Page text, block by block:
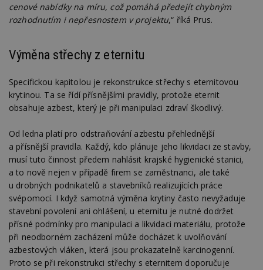
cenové nabídky na míru, což pomáhá předejít chybným
rozhodnutím i nepřesnostem v projektu,“ říká Prus.
Výměna střechy z eternitu
Specifickou kapitolou je rekonstrukce střechy s eternitovou
krytinou. Ta se řídí přísnějšími pravidly, protože eternit
obsahuje azbest, který je při manipulaci zdraví škodlivý.
Od ledna platí pro odstraňování azbestu přehlednější
a přísnější pravidla. Každý, kdo plánuje jeho likvidaci ze stavby,
musí tuto činnost předem nahlásit krajské hygienické stanici,
a to nově nejen v případě firem se zaměstnanci, ale také
u drobných podnikatelů a stavebníků realizujících práce
svépomocí. I když samotná výměna krytiny často nevyžaduje
stavební povolení ani ohlášení, u eternitu je nutné dodržet
přísné podmínky pro manipulaci a likvidaci materiálu, protože
při neodborném zacházení může docházet k uvolňování
azbestových vláken, která jsou prokazatelně karcinogenní.
Proto se při rekonstrukci střechy s eternitem doporučuje